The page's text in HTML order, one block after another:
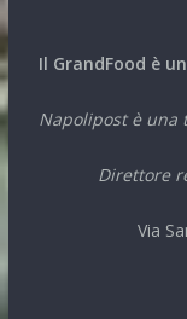
Il GrandFood è
Napolipost è una
Direttore
Via